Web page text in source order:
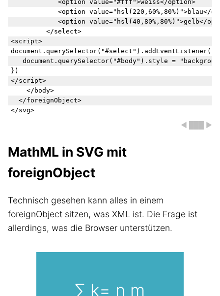
<script>
})
</script>
    </body>
  </foreignObject>
◀ ███ ▶
MathML in SVG mit
foreignObject
Technisch gesehen kann alles in einem
foreignObject sitzen, was XML ist. Die Frage ist
allerdings, was die Browser unterstützen.
∑ k= n m